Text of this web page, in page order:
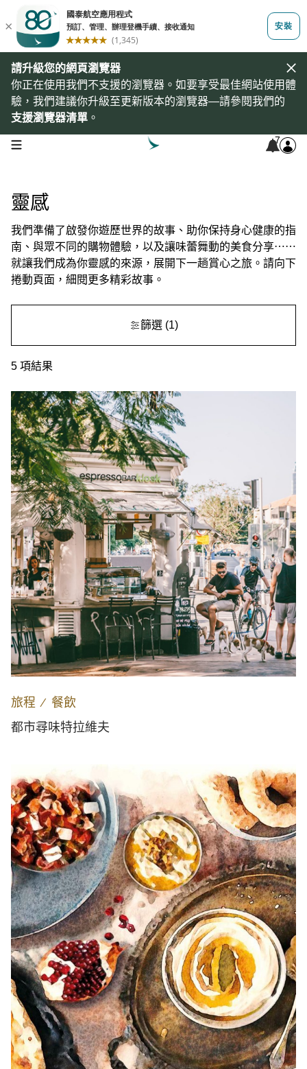
請升級您的網頁瀏覽器
你正在使用我們不支援的瀏覽器。如要享受最佳網站使用體
驗，我們建議你升級至更新版本的瀏覽器—請參閱我們的
支援瀏覽器清單 。
open navigation menu 7
靈感
我們準備了啟發你遊歷世界的故事、助你保持身心健康的指
南、與眾不同的購物體驗，以及讓味蕾舞動的美食分享⋯⋯
就讓我們成為你靈感的來源，展開下一趟賞心之旅。請向下
捲動頁面，細閱更多精彩故事。
篩選(1)
5 項結果
旅程 ∕ 餐飲
都市尋味特拉維夫